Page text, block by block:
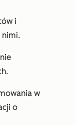
i
nimi.
w
o